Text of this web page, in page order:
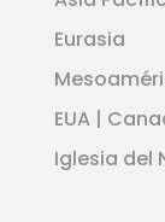
Eurasia
EUA |
Iglesia del